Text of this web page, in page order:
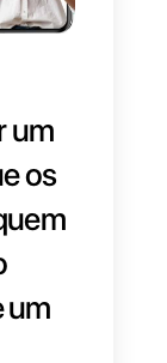
um
que os